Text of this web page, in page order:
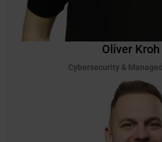
Oliver Kroh
Cybersecurity &